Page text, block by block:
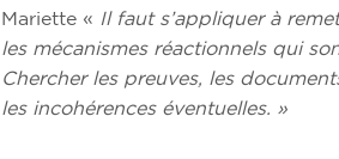
Mariette « Il faut s’appliquer à
les mécanismes réactionnels qui
Chercher les preuves, les
les incohérences éventuelles. »